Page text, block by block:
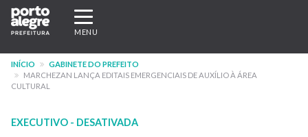
Pular
para
conteúdo
principal
Expandir/recolher
navegação
MENU
INÍCIO
GABINETE DO PREFEITO
MARCHEZAN LANÇA EDITAIS EMERGENCIAIS DE AUXÍLIO À ÁREA
CULTURAL
EXECUTIVO - DESATIVADA